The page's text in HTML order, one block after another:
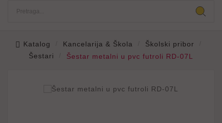
Katalog Kancelarija & Škola
Školski pribor
Šestari
Šestar metalni u pvc futroli RD-07L